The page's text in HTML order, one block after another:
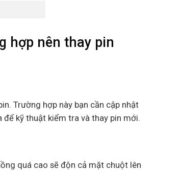
hợp nên thay pin
Trường hợp này bạn cần cập nhật
để kỹ thuật kiểm tra và thay pin mới.
quá cao sẽ độn cả mặt chuột lên